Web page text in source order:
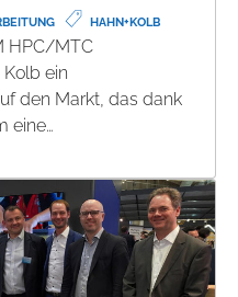
HAHN+KOLB
HPC/MTC
ein
den Markt, das dank
eine…